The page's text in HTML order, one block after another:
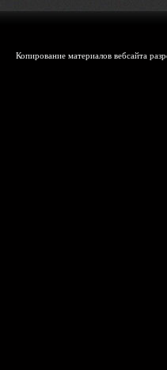
Копирование материалов вебсайта